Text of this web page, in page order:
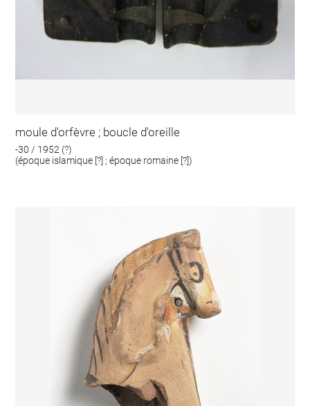
moule d'orfèvre ; boucle d'oreille
-30 / 1952 (?)
(époque islamique [?] ; époque romaine [?])